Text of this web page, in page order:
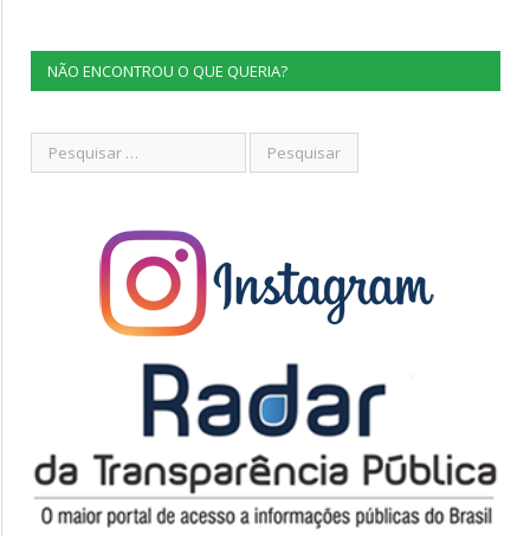
NÃO ENCONTROU O QUE QUERIA?